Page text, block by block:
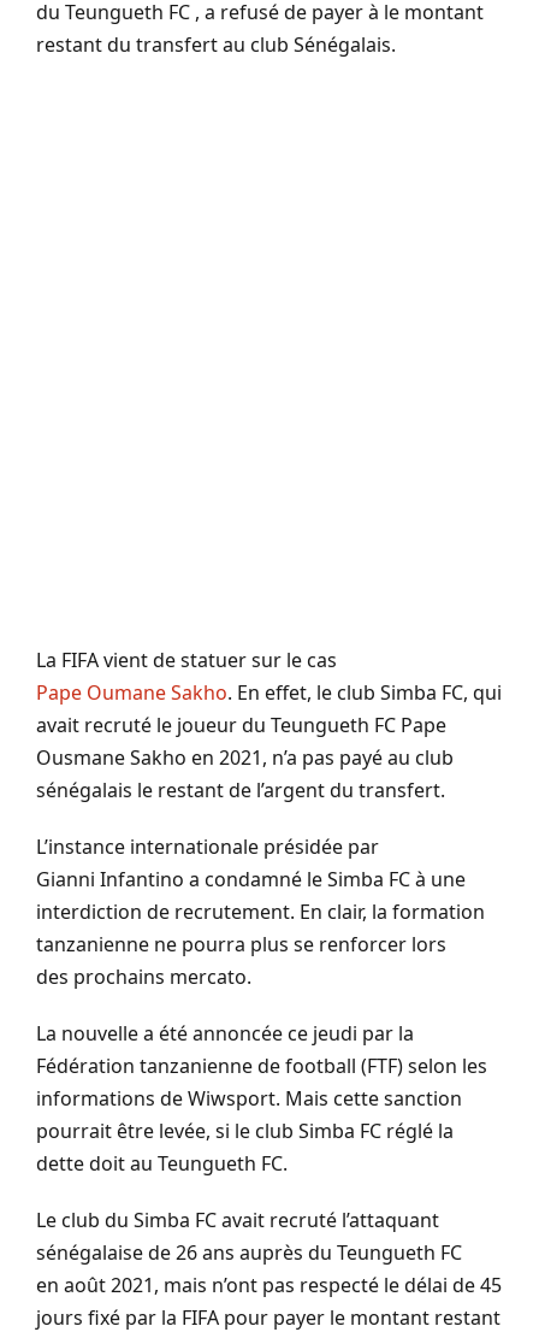
du Teungueth FC , a refusé de payer à le montant
restant du transfert au club Sénégalais.
La FIFA vient de statuer sur le cas
Pape OumaneSakho. En effet, le club Simba FC, qui
avait recruté le joueur du Teungueth FC Pape
OusmaneSakho en 2021, n’a pas payé au club
sénégalais le restant de l’argent du transfert.
L’instance internationale présidée par
Gianni Infantino a condamné leSimba FC à une
interdiction de recrutement. En clair, la formation
tanzanienne ne pourra plus se renforcer lors
des prochains mercato.
La nouvelle a été annoncée ce jeudi par la
Fédération tanzanienne de football (FTF) selon les
informations de Wiwsport. Mais cette sanction
pourrait être levée, si le club Simba FC réglé la
dette doit au Teungueth FC.
Le club du Simba FC avait recruté l’attaquant
sénégalaise de 26 ans auprès du Teungueth FC
en août 2021, mais n’ont pas respecté le délai de 45
jours fixé par la FIFA pour payer le montant restant